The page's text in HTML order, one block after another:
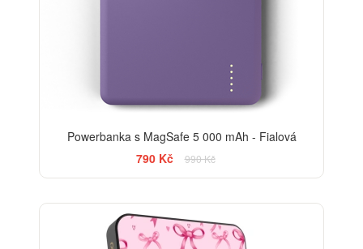
Powerbanka s MagSafe 5 000 mAh - Fialová
790 Kč
990 Kč